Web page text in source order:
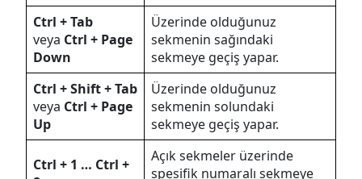
Ctrl + Tab
veya Ctrl + Page
Down
Üzerinde olduğunuz
sekmenin sağındaki
sekmeye geçiş yapar.
Ctrl + Shift + Tab
veya Ctrl + Page
Up
Üzerinde olduğunuz
sekmenin solundaki
sekmeye geçiş yapar.
Ctrl + 1 … Ctrl +
Açık sekmeler üzerinde
spesifik numaralı sekmeye